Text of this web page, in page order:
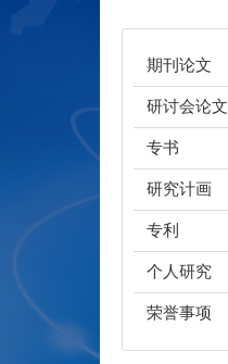
期刊论文
研讨会论文
专书
研究计画
专利
个人研究
荣誉事项